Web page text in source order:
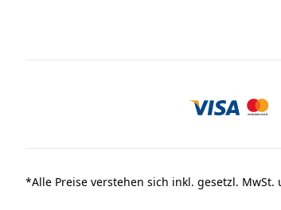
*Alle Preise verstehen sich inkl. gesetzl. MwSt.